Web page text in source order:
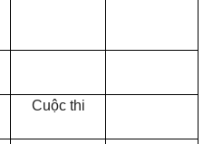
Cuộc thi